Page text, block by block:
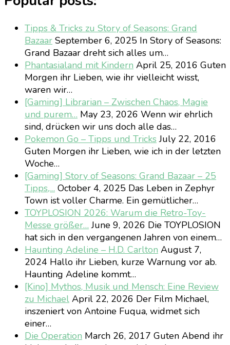
Tipps & Tricks zu Story of Seasons: Grand
Bazaar September 6, 2025 In Story of Seasons:
Grand Bazaar dreht sich alles um…
Phantasialand mit Kindern April 25, 2016 Guten
Morgen ihr Lieben, wie ihr vielleicht wisst,
waren wir…
[Gaming] Librarian – Zwischen Chaos, Magie
und purem… May 23, 2026 Wenn wir ehrlich
sind, drücken wir uns doch alle das…
Pokemon Go – Tipps und TricksJuly 22, 2016
Guten Morgen ihr Lieben, wie ich in der letzten
Woche…
[Gaming] Story of Seasons: Grand Bazaar – 25
Tipps,… October 4, 2025 Das Leben in Zephyr
Town ist voller Charme. Ein gemütlicher…
TOYPLOSION 2026: Warum die Retro-Toy-
Messe größer… June 9, 2026 Die TOYPLOSION
hat sich in den vergangenen Jahren von einem…
Haunting Adeline – H.D. Carlton August 7,
2024 Hallo ihr Lieben, kurze Warnung vor ab.
Haunting Adeline kommt…
[Kino] Mythos, Musik und Mensch: Eine Review
zu Michael April 22, 2026 Der Film Michael,
inszeniert von Antoine Fuqua, widmet sich
einer…
Die Operation March 26, 2017 Guten Abend ihr